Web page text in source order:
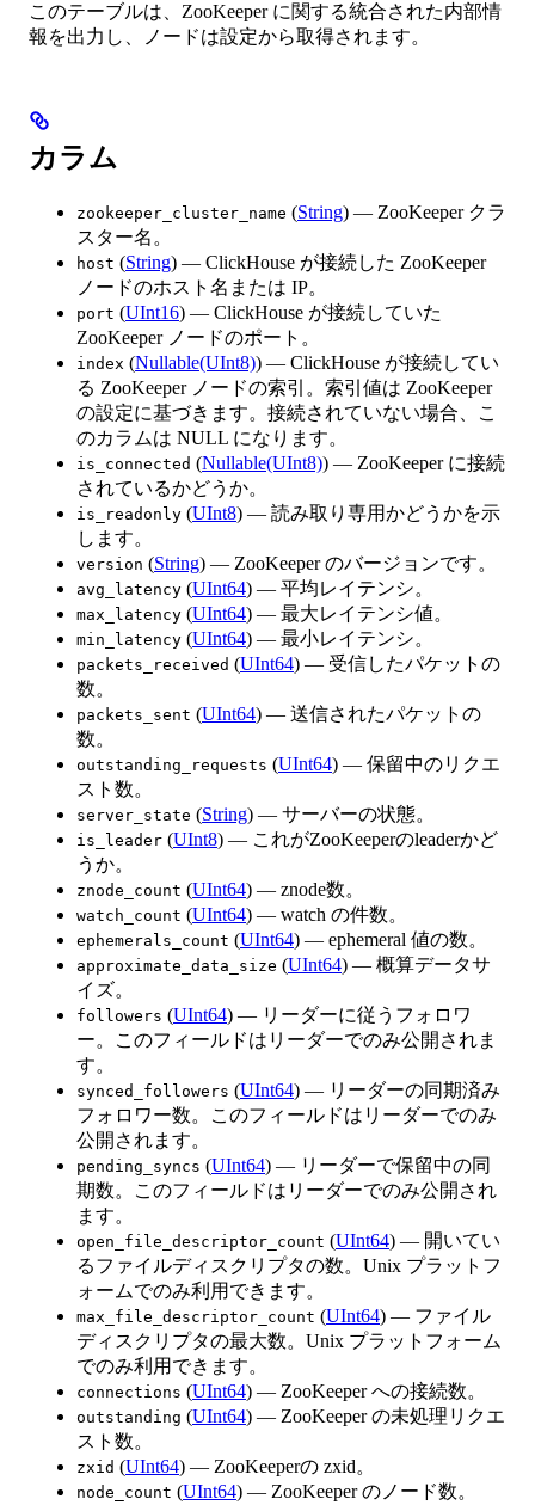
このテーブルは、ZooKeeper に関する統合された内部情
報を出力し、ノードは設定から取得されます。
カラム
zookeeper_cluster_name (String) — ZooKeeper クラ
スター名。
host (String) — ClickHouse が接続した ZooKeeper
ノードのホスト名または IP。
port (UInt16) — ClickHouse が接続していた
ZooKeeper ノードのポート。
index (Nullable(UInt8)) — ClickHouse が接続してい
る ZooKeeper ノードの索引。索引値は ZooKeeper
の設定に基づきます。接続されていない場合、こ
のカラムは NULL になります。
is_connected (Nullable(UInt8)) — ZooKeeper に接続
されているかどうか。
is_readonly (UInt8) — 読み取り専用かどうかを示
します。
version (String) — ZooKeeper のバージョンです。
avg_latency (UInt64) — 平均レイテンシ。
max_latency (UInt64) — 最大レイテンシ値。
min_latency (UInt64) — 最小レイテンシ。
packets_received (UInt64) — 受信したパケットの
数。
packets_sent (UInt64) — 送信されたパケットの
数。
outstanding_requests (UInt64) — 保留中のリクエ
スト数。
server_state (String) — サーバーの状態。
is_leader (UInt8) — これがZooKeeperのleaderかど
うか。
znode_count (UInt64) — znode数。
watch_count (UInt64) — watch の件数。
ephemerals_count (UInt64) — ephemeral 値の数。
approximate_data_size (UInt64) — 概算データサ
イズ。
followers (UInt64) — リーダーに従うフォロワ
ー。このフィールドはリーダーでのみ公開されま
す。
synced_followers (UInt64) — リーダーの同期済み
フォロワー数。このフィールドはリーダーでのみ
公開されます。
pending_syncs (UInt64) — リーダーで保留中の同
期数。このフィールドはリーダーでのみ公開され
ます。
open_file_descriptor_count (UInt64) — 開いてい
るファイルディスクリプタの数。Unix プラットフ
ォームでのみ利用できます。
max_file_descriptor_count (UInt64) — ファイル
ディスクリプタの最大数。Unix プラットフォーム
でのみ利用できます。
connections (UInt64) — ZooKeeper への接続数。
outstanding (UInt64) — ZooKeeper の未処理リクエ
スト数。
zxid (UInt64) — ZooKeeperの zxid。
node_count (UInt64) — ZooKeeper のノード数。